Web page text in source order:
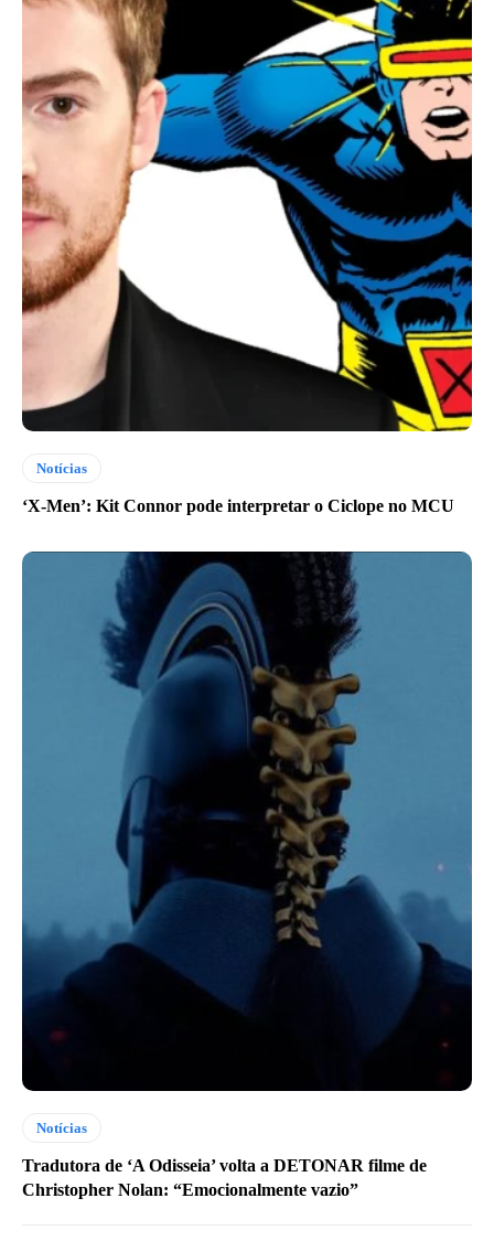
Notícias
‘X-Men’: Kit Connor pode interpretar o Ciclope no MCU
Notícias
Tradutora de ‘A Odisseia’ volta a DETONAR filme de
Christopher Nolan: “Emocionalmente vazio”